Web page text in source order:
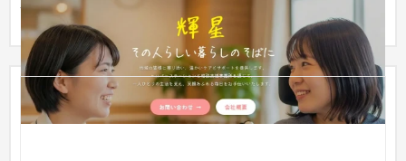
サブスク型制作プランにて作成させていただきました。